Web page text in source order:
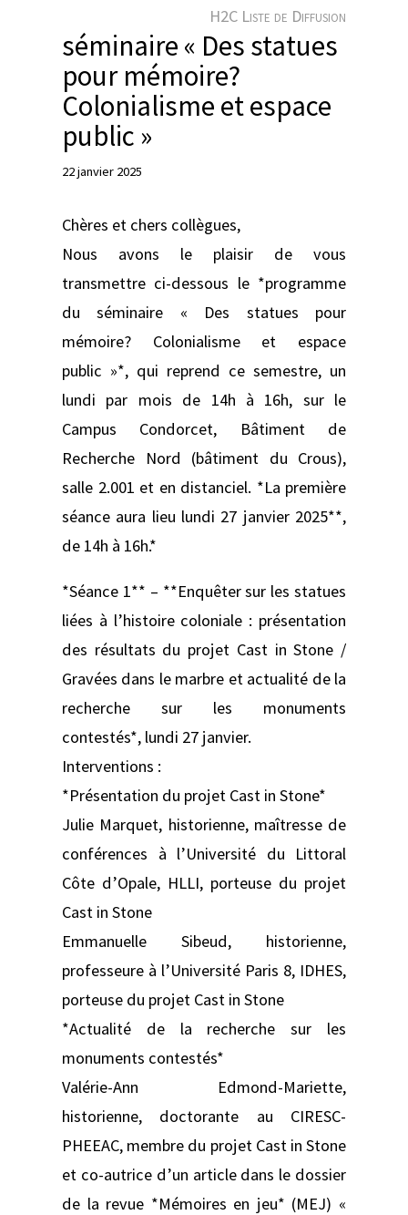
r
H2C Liste de Diffusion
séminaire « Des statues
pour mémoire?
Colonialisme et espace
public »
22 janvier 2025
Chères et chers collègues,
Nous avons le plaisir de vous
transmettre ci-dessous le *programme
du séminaire « Des statues pour
mémoire? Colonialisme et espace
public »*, qui reprend ce semestre, un
lundi par mois de 14h à 16h, sur le
Campus Condorcet, Bâtiment de
Recherche Nord (bâtiment du Crous),
salle 2.001 et en distanciel. *La première
séance aura lieu lundi 27 janvier 2025**,
de 14h à 16h.*
*Séance 1** – **Enquêter sur les statues
liées à l’histoire coloniale : présentation
des résultats du projet Cast in Stone /
Gravées dans le marbre et actualité de la
recherche sur les monuments
contestés*, lundi 27 janvier.
Interventions :
*Présentation du projet Cast in Stone*
Julie Marquet, historienne, maîtresse de
conférences à l’Université du Littoral
Côte d’Opale, HLLI, porteuse du projet
Cast in Stone
Emmanuelle Sibeud, historienne,
professeure à l’Université Paris 8, IDHES,
porteuse du projet Cast in Stone
*Actualité de la recherche sur les
monuments contestés*
Valérie-Ann Edmond-Mariette,
historienne, doctorante au CIRESC-
PHEEAC, membre du projet Cast in Stone
et co-autrice d’un article dans le dossier
de la revue *Mémoires en jeu* (MEJ) «